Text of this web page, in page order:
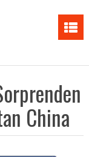
China